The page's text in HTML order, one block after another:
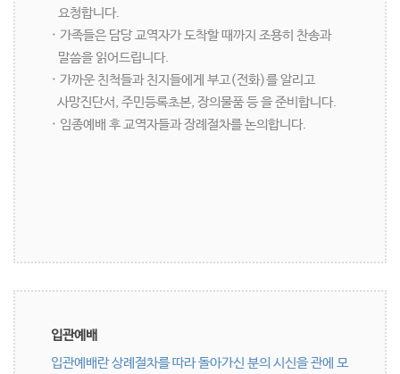
요청합니다.
· 가족들은 담당 교역자가 도착할 때까지 조용히 찬송과
말씀을 읽어드립니다.
· 가까운 친척들과 친지들에게 부고(전화)를 알리고
사망진단서, 주민등록초본, 장의물품 등 을 준비합니다.
· 임종예배 후 교역자들과 장례절차를 논의합니다.
입관예배
입관예배란 상례절차를 따라 돌아가신 분의 시신을 관에 모